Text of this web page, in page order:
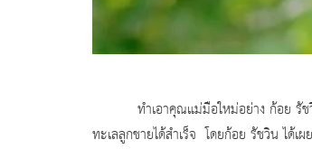
ทำเอาคุณแม่มือใหม่อย่าง ก้อย รัชวิน
ทะเลลูกชายได้สำเร็จ โดยก้อย รัชวิน ได้เ